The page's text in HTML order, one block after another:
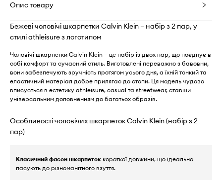
Опис товару
Бежеві чоловічі шкарпетки Calvin Klein – набір з 2 пар, у
стилі athleisure з логотипом
Чоловічі шкарпетки Calvin Klein – це набір із двох пар, що поєднує в
собі комфорт та сучасний стиль. Виготовлені переважно з бавовни,
вони забезпечують зручність протягом усього дня, а їхній тонкий та
еластичний матеріал добре прилягає до стопи. Ця модель чудово
вписується в естетику athleisure, casual та streetwear, ставши
універсальним доповненням до багатьох образів.
Особливості чоловічих шкарпеток Calvin Klein (набір з 2
пар)
Класичний фасон шкарпеток короткої довжини, що ідеально
пасують до різноманітного взуття.